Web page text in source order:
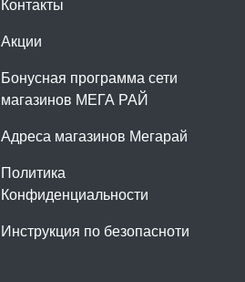
Акции
Бонусная программа сети
магазинов МЕГА РАЙ
Адреса магазинов Мегарай
Политика
Конфиденциальности
Инструкция по безопасноти